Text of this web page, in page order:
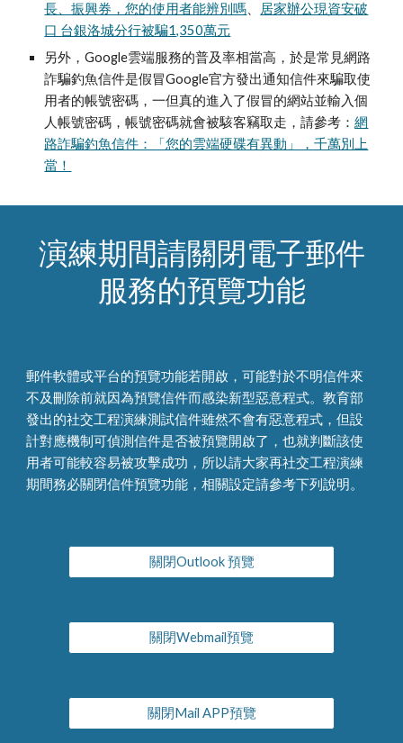
長、振興券，您的使用者能辨別嗎
居家辦公現資安破
口 台銀洛城分行被騙1,350萬元
另外，Google雲端服務的普及率相當高，於是常見網路
詐騙釣魚信件是假冒Google官方發出通知信件來騙取使
用者的帳號密碼，一但真的進入了假冒的網站並輸入個
人帳號密碼，帳號密碼就會被駭客竊取走，請參考：網
路詐騙釣魚信件：「您的雲端硬碟有異動」，千萬別上
當！
演練期間請關閉電子郵件
服務的預覽功能
郵件軟體或平台的預覽功能若開啟，可能對於不明信件來
不及刪除前就因為預覽信件而感染新型惡意程式。教育部
發出的社交工程演練測試信件雖然不會有惡意程式，但設
計對應機制可偵測信件是否被預覽開啟了，也就判斷該使
用者可能較容易被攻擊成功，所以請大家再社交工程演練
期間務必關閉信件預覽功能，相關設定請參考下列說明。
關閉Outlook 預覽
關閉Webmail預覽
關閉Mail APP預覽